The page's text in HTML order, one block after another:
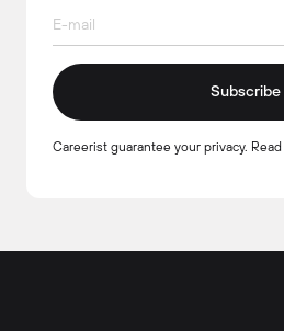
Subscribe
Careerist guarantee your privacy.